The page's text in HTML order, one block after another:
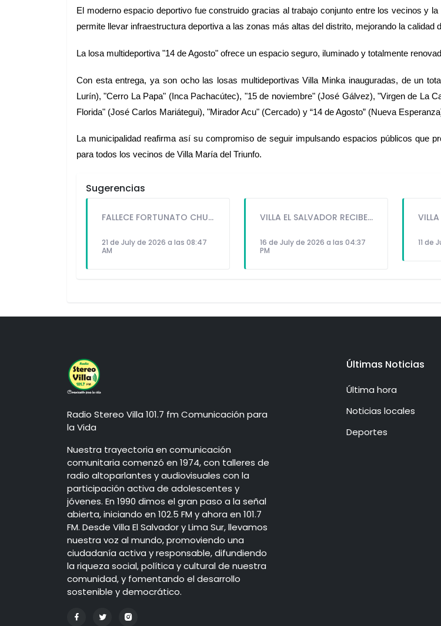
El moderno espacio deportivo fue construido gracias al trabajo conjunto entre los vecinos y
permite llevar infraestructura deportiva a las zonas más altas del distrito, mejorando la calidad
La losa multideportiva "14 de Agosto" ofrece un espacio seguro, iluminado y totalmente
Con esta entrega, ya son ocho las losas multideportivas Villa Minka inauguradas, de un
Lurín), "Cerro La Papa" (Inca Pachacútec), "15 de noviembre" (José Gálvez), "Virgen de La
Florida" (José Carlos Mariátegui), "Mirador Acu" (Cercado) y “14 de Agosto” (Nueva
La municipalidad reafirma así su compromiso de seguir impulsando espacios públicos que
para todos los vecinos de Villa María del Triunfo.
Sugerencias
FALLECE FORTUNATO CHUQUITAYPE ANDRADE, “EL CHOLO”, REFERENTE DE LA SOLIDARIDAD Y LA CULTURA EN VILLA EL SALVADOR
21 de July de 2026 a las 08:47
AM
VILLA EL SALVADOR RECIBE A ANA CORREA PARA PRESENTAR LIBRO SOBRE MEMORIA, TEATRO Y RESISTENCIA DURANTE EL CONFLICTO ARMADO INTERNO.
16 de July de 2026 a las 04:37
PM
11 de
Radio Stereo Villa 101.7 fm Comunicación para
la Vida
Nuestra trayectoria en comunicación
comunitaria comenzó en 1974, con talleres de
radio altoparlantes y audiovisuales con la
participación activa de adolescentes y
jóvenes. En 1990 dimos el gran paso a la señal
abierta, iniciando en 102.5 FM y ahora en 101.7
FM. Desde Villa El Salvador y Lima Sur, llevamos
nuestra voz al mundo, promoviendo una
ciudadanía activa y responsable, difundiendo
la riqueza social, política y cultural de nuestra
comunidad, y fomentando el desarrollo
sostenible y democrático.
Últimas Noticias
Última hora
Noticias locales
Deportes